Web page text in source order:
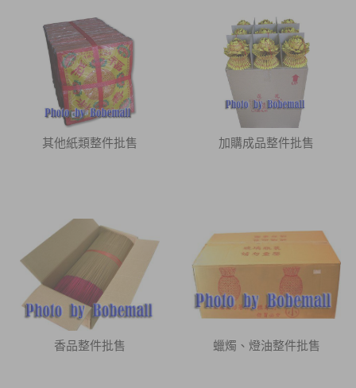
其他紙類整件批售 加購成品整件批售
香品整件批售 蠟燭、燈油整件批售